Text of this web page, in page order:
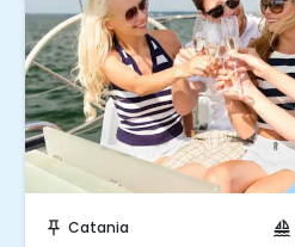
push_pin Catania sailing